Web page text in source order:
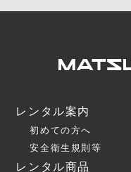
レンタル案内
初めての方へ
安全衛生規則等
レンタル商品